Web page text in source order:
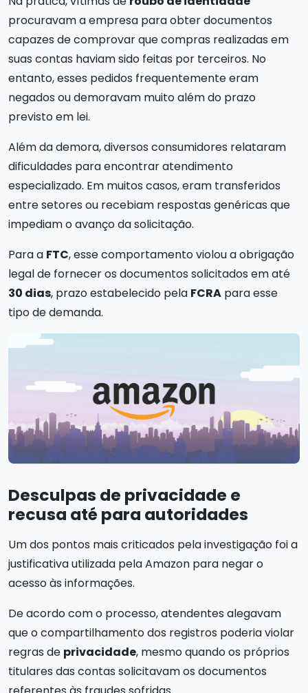
procuravam a empresa para obter documentos
capazes de comprovar que compras realizadas em
suas contas haviam sido feitas por terceiros. No
entanto, esses pedidos frequentemente eram
negados ou demoravam muito além do prazo
previsto em lei.
Além da demora, diversos consumidores relataram
dificuldades para encontrar atendimento
especializado. Em muitos casos, eram transferidos
entre setores ou recebiam respostas genéricas que
impediam o avanço da solicitação.
Para a FTC, esse comportamento violou a obrigação
legal de fornecer os documentos solicitados em até
30 dias, prazo estabelecido pela FCRA para esse
tipo de demanda.
Desculpas de privacidade e
recusa até para autoridades
Um dos pontos mais criticados pela investigação foi a
justificativa utilizada pela Amazon para negar o
acesso às informações.
De acordo com o processo, atendentes alegavam
que o compartilhamento dos registros poderia violar
regras de privacidade, mesmo quando os próprios
titulares das contas solicitavam os documentos